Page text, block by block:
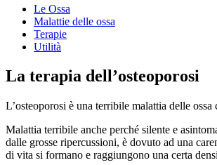
Le Ossa
Malattie delle ossa
Terapie
Utilità
La terapia dell’osteoporosi
L’osteoporosi è una terribile malattia delle
Malattia terribile anche perché silente e
dalle grosse ripercussioni, è dovuto ad una
di vita si formano e raggiungono una certa